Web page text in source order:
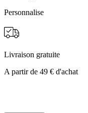
Personnalise
Livraison gratuite
A partir de 49 € d'achat